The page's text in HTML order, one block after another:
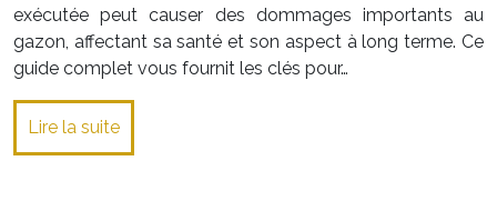
exécutée peut causer des dommages importants au
gazon, affectant sa santé et son aspect à long terme. Ce
guide complet vous fournit les clés pour…
Lire la suite